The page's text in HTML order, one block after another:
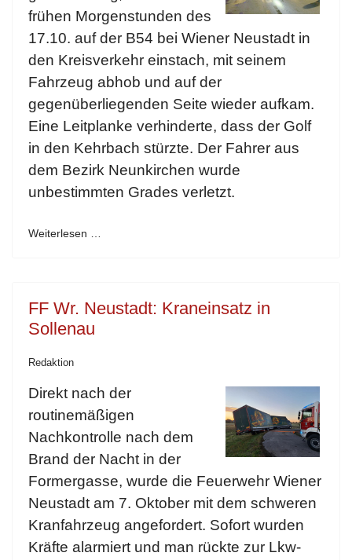
frühen Morgenstunden des
17.10. auf der B54 bei Wiener Neustadt in
den Kreisverkehr einstach, mit seinem
Fahrzeug abhob und auf der
gegenüberliegenden Seite wieder aufkam.
Eine Leitplanke verhinderte, dass der Golf
in den Kehrbach stürzte. Der Fahrer aus
dem Bezirk Neunkirchen wurde
unbestimmten Grades verletzt.
Weiterlesen …
FF Wr. Neustadt: Kraneinsatz in
Sollenau
Redaktion
Direkt nach der
routinemäßigen
Nachkontrolle nach dem
Brand der Nacht in der
Formergasse, wurde die Feuerwehr Wiener
Neustadt am 7. Oktober mit dem schweren
Kranfahrzeug angefordert. Sofort wurden
Kräfte alarmiert und man rückte zur Lkw-